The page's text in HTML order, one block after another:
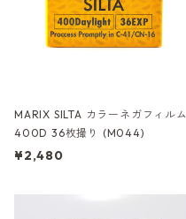
MARIX SILTA カラーネガフィルム
400D 36枚撮り (M044)
¥2,480